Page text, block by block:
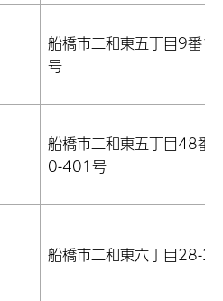
船橋市二和東五丁目9番13
号
船橋市二和東五丁目48番2
0-401号
船橋市二和東六丁目28-25